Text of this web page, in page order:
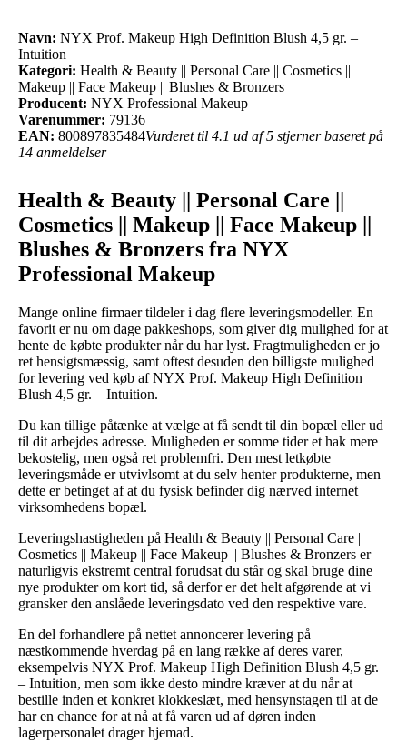
Navn: NYX Prof. Makeup High Definition Blush 4,5 gr. –
Intuition
Kategori: Health & Beauty || Personal Care || Cosmetics ||
Makeup || Face Makeup || Blushes & Bronzers
Producent: NYX Professional Makeup
Varenummer: 79136
EAN: 800897835484Vurderet til 4.1 ud af 5 stjerner baseret på
14 anmeldelser
Health & Beauty || Personal Care ||
Cosmetics || Makeup || Face Makeup ||
Blushes & Bronzers fra NYX
Professional Makeup
Mange online firmaer tildeler i dag flere leveringsmodeller. En
favorit er nu om dage pakkeshops, som giver dig mulighed for at
hente de købte produkter når du har lyst. Fragtmuligheden er jo
ret hensigtsmæssig, samt oftest desuden den billigste mulighed
for levering ved køb af NYX Prof. Makeup High Definition
Blush 4,5 gr. – Intuition.
Du kan tillige påtænke at vælge at få sendt til din bopæl eller ud
til dit arbejdes adresse. Muligheden er somme tider et hak mere
bekostelig, men også ret problemfri. Den mest letkøbte
leveringsmåde er utvivlsomt at du selv henter produkterne, men
dette er betinget af at du fysisk befinder dig nærved internet
virksomhedens bopæl.
Leveringshastigheden på Health & Beauty || Personal Care ||
Cosmetics || Makeup || Face Makeup || Blushes & Bronzers er
naturligvis ekstremt central forudsat du står og skal bruge dine
nye produkter om kort tid, så derfor er det helt afgørende at vi
gransker den anslåede leveringsdato ved den respektive vare.
En del forhandlere på nettet annoncerer levering på
næstkommende hverdag på en lang række af deres varer,
eksempelvis NYX Prof. Makeup High Definition Blush 4,5 gr.
– Intuition, men som ikke desto mindre kræver at du når at
bestille inden et konkret klokkeslæt, med hensynstagen til at de
har en chance for at nå at få varen ud af døren inden
lagerpersonalet drager hjemad.